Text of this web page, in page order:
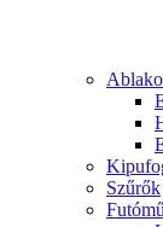
Szűrők